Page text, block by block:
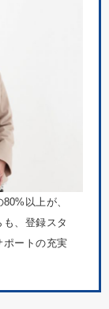
以上が、
、登録スタ
ポートの充実